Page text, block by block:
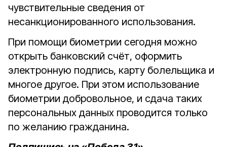
чувствительные сведения от
несанкционированного использования.
При помощи биометрии сегодня можно
открыть банковский счёт, оформить
электронную подпись, карту болельщика и
многое другое. При этом использование
биометрии добровольное, и сдача таких
персональных данных проводится только
по желанию гражданина.